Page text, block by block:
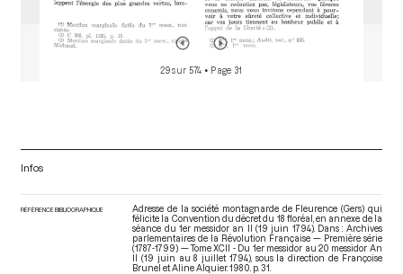
29 sur 574 • Page 31
Infos
RÉFÉRENCE BIBLIOGRAPHIQUE
Adresse de la société montagnarde de Fleurence (Gers) qui
félicite la Convention du décret du 18 floréal, en annexe de la
séance du 1er messidor an II (19 juin 1794). Dans : Archives
parlementaires de la Révolution Française — Première série
(1787-1799) — Tome XCII - Du 1er messidor au 20 messidor An
II (19 juin au 8 juillet 1794), sous la direction de Françoise
Brunel et Aline Alquier. 1980. p. 31.